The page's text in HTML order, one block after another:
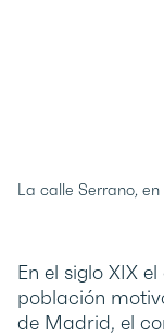
La calle Serrano,
En el siglo XIX
población
de Madrid, el